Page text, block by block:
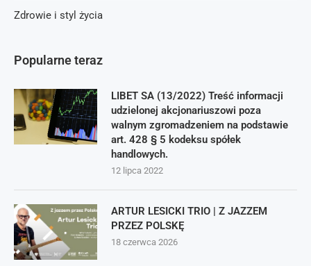
Popularne teraz
LIBET SA (13/2022) Treść informacji
udzielonej akcjonariuszowi poza
walnym zgromadzeniem na podstawie
art. 428 § 5 kodeksu spółek
handlowych.
12 lipca 2022
ARTUR LESICKI TRIO | Z JAZZEM
PRZEZ POLSKĘ
18 czerwca 2026
Zdrowie i styl życia